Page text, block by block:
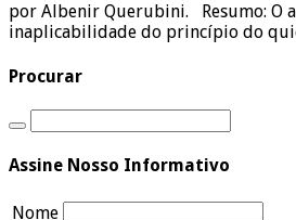
por Albenir Querubini. Resumo: O
inaplicabilidade do princípio do
Procurar
Assine Nosso Informativo
Nome